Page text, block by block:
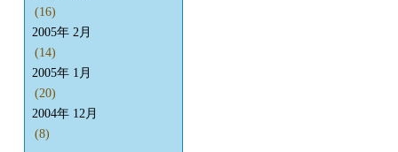
(16)
2005年 2月
(14)
2005年 1月
(20)
2004年 12月
(8)